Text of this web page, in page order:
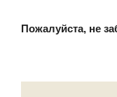
Пожалуйста, не